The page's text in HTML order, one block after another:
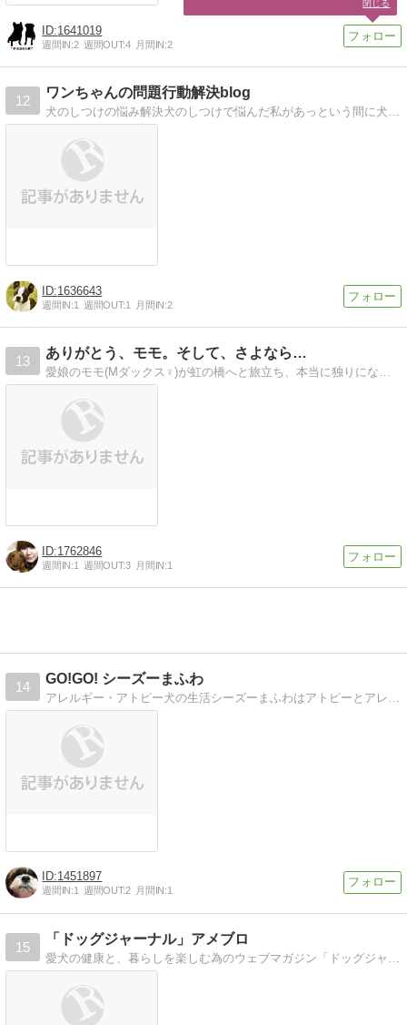
1641019
週間IN:2 週間OUT:4 月間IN:2
12
ワンちゃんの問題行動解決blog
犬のしつけの悩み解決犬のしつけで悩んだ私があっという間に犬が言うことを聞くようになった方法を教えます
1636643
週間IN:1 週間OUT:1 月間IN:2
13
ありがとう、モモ。そして、さよなら…
愛娘のモモ(Mダックス♀)が虹の橋へと旅立ち、本当に独りになったアラフォー独女のセンティアがペットロスとどう向き合うかを模索しながら、モモとの思い出を綴るブログ
1762846
週間IN:1 週間OUT:3 月間IN:1
14
GO!GO! シーズーまふわ
アレルギー・アトピー犬の生活シーズーまふわはアトピーとアレルギーのあるわんこ。快適な生活を目指すブログ
1451897
週間IN:1 週間OUT:2 月間IN:1
15
「ドッグジャーナル」アメブロ
愛犬の健康と、暮らしを楽しむ為のウェブマガジン「ドッグジャーナル」のアメブロ
閉じる